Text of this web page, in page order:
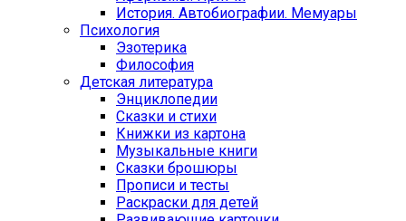
История. Автобиографии. Мемуары
Психология
Эзотерика
Философия
Детская литература
Энциклопедии
Сказки и стихи
Книжки из картона
Музыкальные книги
Сказки брошюры
Прописи и тесты
Раскраски для детей